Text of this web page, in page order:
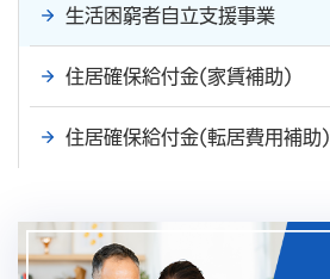
生活困窮者自立支援事業
住居確保給付金(家賃補助)
住居確保給付金(転居費用補助)